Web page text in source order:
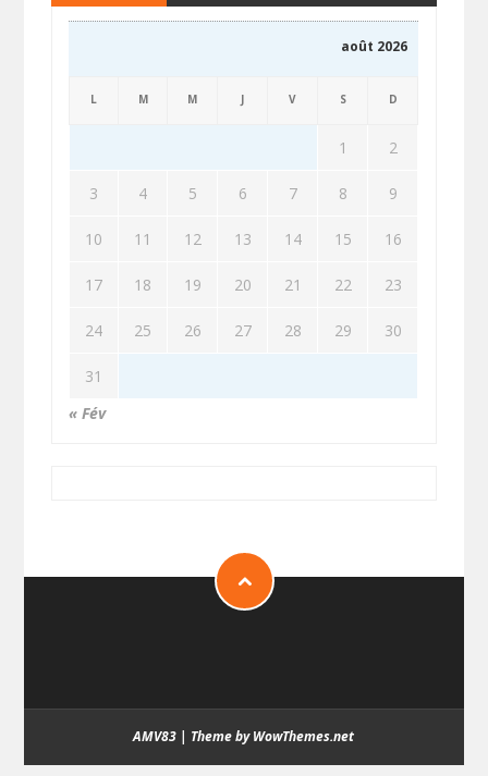
août 2026
L M M J V S D
1 2
3 4 5 6 7 8 9
10 11 12 13 14 15 16
17 18 19 20 21 22 23
24 25 26 27 28 29 30
31
« Fév
AMV83 | Theme by WowThemes.net